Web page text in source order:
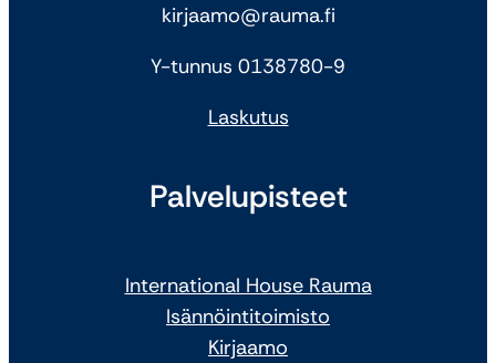
kirjaamo@rauma.fi
Y-tunnus 0138780-9
Laskutus
Palvelupisteet
International House Rauma
Isännöintitoimisto
Kirjaamo